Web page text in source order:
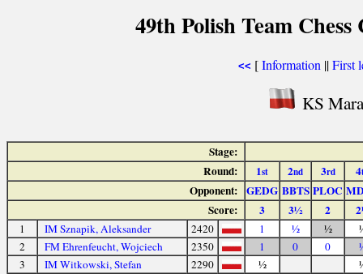
49th Polish Team
<< [Information ||First
KS
Stage:
Round:
1st 2nd 3rd 4
Opponent: GEDG BBTS PLOC
Score:
3 3½ 2
1 IM Sznapik, Aleksander 2420 1 ½ ½
2
FM Ehrenfeucht, Wojciech 2350 1 0 0
3
IM Witkowski, Stefan 2290 ½